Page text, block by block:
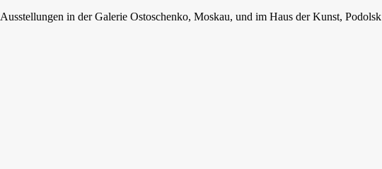
in der Galerie Ostoschenko, Moskau, und im Haus der Kunst, Podolsk